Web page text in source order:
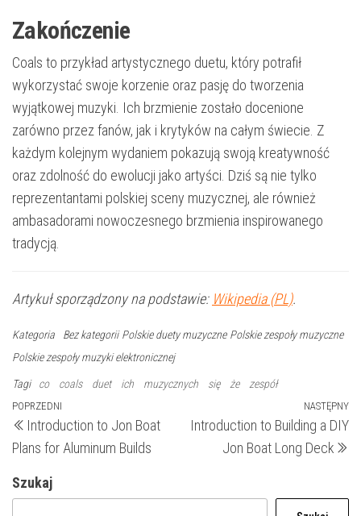
Zakończenie
Coals to przykład artystycznego duetu, który potrafił
wykorzystać swoje korzenie oraz pasję do tworzenia
wyjątkowej muzyki. Ich brzmienie zostało docenione
zarówno przez fanów, jak i krytyków na całym świecie. Z
każdym kolejnym wydaniem pokazują swoją kreatywność
oraz zdolność do ewolucji jako artyści. Dziś są nie tylko
reprezentantami polskiej sceny muzycznej, ale również
ambasadorami nowoczesnego brzmienia inspirowanego
tradycją.
Artykuł sporządzony na podstawie: Wikipedia (PL).
Kategoria Bez kategorii Polskie duety muzyczne Polskie zespoły muzyczne
Polskie zespoły muzyki elektronicznej
Tagi co coals duet ich muzycznych się że zespół
Nawigacja
wpisu
Poprzedni
wpis
POPRZEDNI
Introduction to Jon Boat
Plans for Aluminum Builds
NASTĘPNY
Introduction to Building a DIY
Jon Boat Long Deck
Szukaj